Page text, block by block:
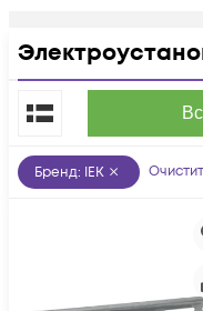
По
Бренд: IEK